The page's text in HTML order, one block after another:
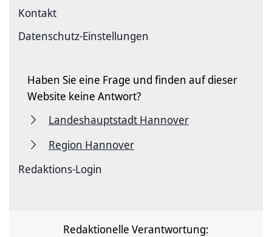
Kontakt
Datenschutz-Einstellungen
Haben Sie eine Frage und finden auf dieser
Website keine Antwort?
Landeshauptstadt Hannover
Region Hannover
Redaktions-Login
Redaktionelle Verantwortung: